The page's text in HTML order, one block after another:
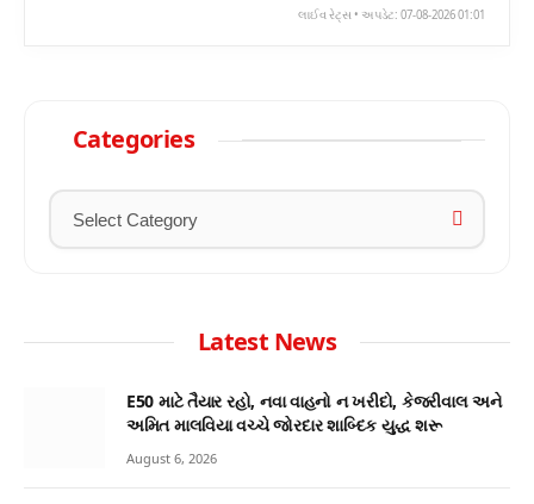
લાઈવ રેટ્સ • અપડેટ: 07-08-2026 01:01
Categories
Latest News
E50 માટે તૈયાર રહો, નવા વાહનો ન ખરીદો, કેજરીવાલ અને
અમિત માલવિયા વચ્ચે જોરદાર શાબ્દિક યુદ્ધ શરૂ
August 6, 2026